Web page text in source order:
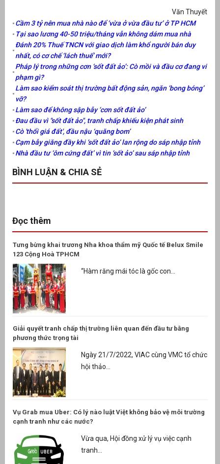
Văn Thuyết
Cầm 3 tỷ nên mua nhà nào để ‘vừa ở vừa đầu tư’ ở TP HCM
Tại sao lương 40-50 triệu/tháng vẫn không dám mua nhà
Đánh 20% Thuế TNCN với giao dịch làm khổ người bán duy
nhất, có cơ chế ‘lách thuế’ mới?
Pháp lý trong những cơn ‘sốt đất ảo’: Cò mồi và đầu cơ đang vi
phạm gì?
Làm sao kiểm soát thị trường bất động sản, ngăn ‘bong bóng’
vỡ?
Làm sao để không sập bẫy ‘cơn sốt đất ảo’
Đau đầu vì "sốt đất ảo", tranh chấp khiếu kiện phát sinh
Cò 'thổi giá đất', đầu nậu ‘quăng bom’
Cạm bẫy giăng đầy khi ‘sốt đất ảo’ lan rộng do sáp nhập tỉnh
Nhà đầu tư ‘ôm cứng đất’ vì tin ‘sốt ảo’ sau sáp nhập tỉnh
BÌNH LUẬN & CHIA SẺ
Đọc thêm
Tưng bừng khai trương Nha khoa thẩm mỹ Quốc tế Belux Smile
123 Cộng Hoà TPHCM
“Hàm răng mái tóc là gốc con...
Giải quyết tranh chấp thị trường liên quan đến đầu tư bằng
phương thức trọng tài
Ngày 21/7/2022, VIAC cùng VMC tổ chức
hội thảo...
Vụ Grab mua Uber: Có lý nào luật Việt không bảo vệ môi trường
cạnh tranh như các nước?
Vừa qua, Hội đồng xử lý vụ việc cạnh
tranh...